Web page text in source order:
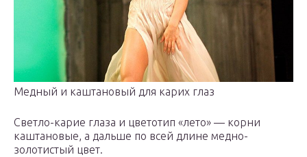
Медный и каштановый для карих глаз
Светло-карие глаза и цветотип «лето» — корни
каштановые, а дальше по всей длине медно-
золотистый цвет.